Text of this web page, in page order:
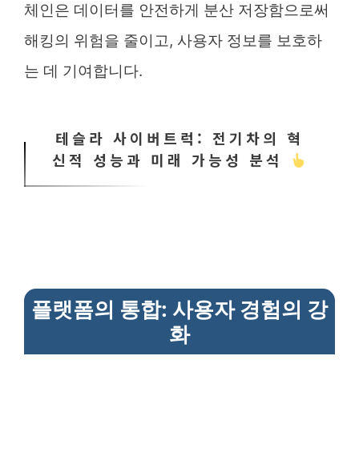
체인은 데이터를 안전하게 분산 저장함으로써
해킹의 위험을 줄이고, 사용자 정보를 보호하
는 데 기여합니다.
테슬라 사이버트럭: 전기차의 혁
신적 성능과 미래 가능성 분석
플랫폼의 통합: 사용자 경험의 강
화